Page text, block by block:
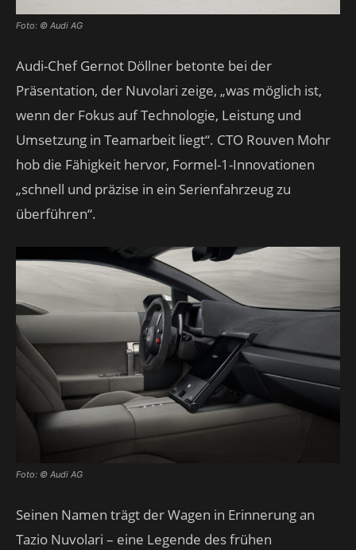
Foto: © Audi AG
Audi-Chef Gernot Döllner betonte bei der
Präsentation, der Nuvolari zeige, „was möglich ist,
wenn der Fokus auf Technologie, Leistung und
Umsetzung in Teamarbeit liegt“. CTO Rouven Mohr
hob die Fähigkeit hervor, Formel-1-Innovationen
„schnell und präzise in ein Serienfahrzeug zu
überführen“.
Foto: © Audi AG
Seinen Namen trägt der Wagen in Erinnerung an
Tazio Nuvolari – eine Legende des frühen